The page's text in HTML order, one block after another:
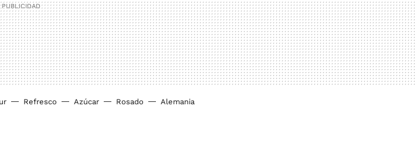
Refresco Azúcar Rosado Alemania